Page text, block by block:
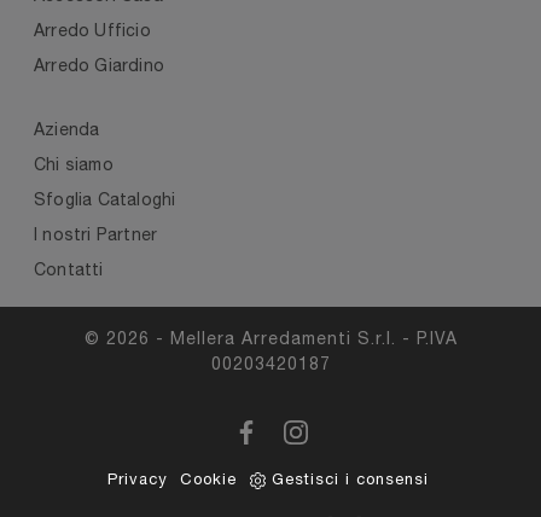
Arredo Ufficio
Arredo Giardino
Azienda
Chi siamo
Sfoglia Cataloghi
I nostri Partner
Contatti
© 2026 - Mellera Arredamenti S.r.l. - P.IVA
00203420187
Privacy Cookie Gestisci i consensi